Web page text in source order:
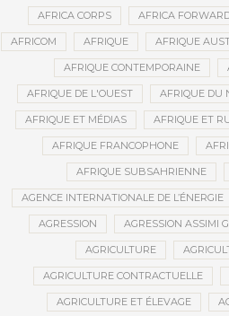
AFRICA CORPS AFRICA
AFRICOM AFRIQUE AFRIQUE
AFRIQUE CONTEMPORAINE
AFRIQUE DE L'OUEST AFRIQUE DU
AFRIQUE ET MÉDIAS AFRIQUE ET
AFRIQUE FRANCOPHONE
AFRIQUE SUBSAHRIENNE
AGENCE INTERNATIONALE DE L’ÉNERGIE
AGRESSION AGRESSION ASSIMI
AGRICULTURE
AGRICULTURE CONTRACTUELLE
AGRICULTURE ET ÉLEVAGE